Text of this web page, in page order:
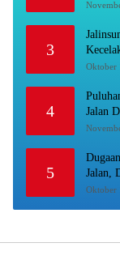
Areal
3
Oktober
4
Jalan
5
Jalan,
Oktober